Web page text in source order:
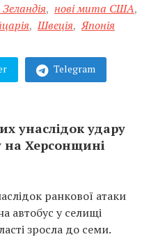
, нові мита США,
, Швеція, Японія
Telegram
унаслідок удару
на Херсонщині
ранкової атаки
автобус у селищі
зросла до семи.